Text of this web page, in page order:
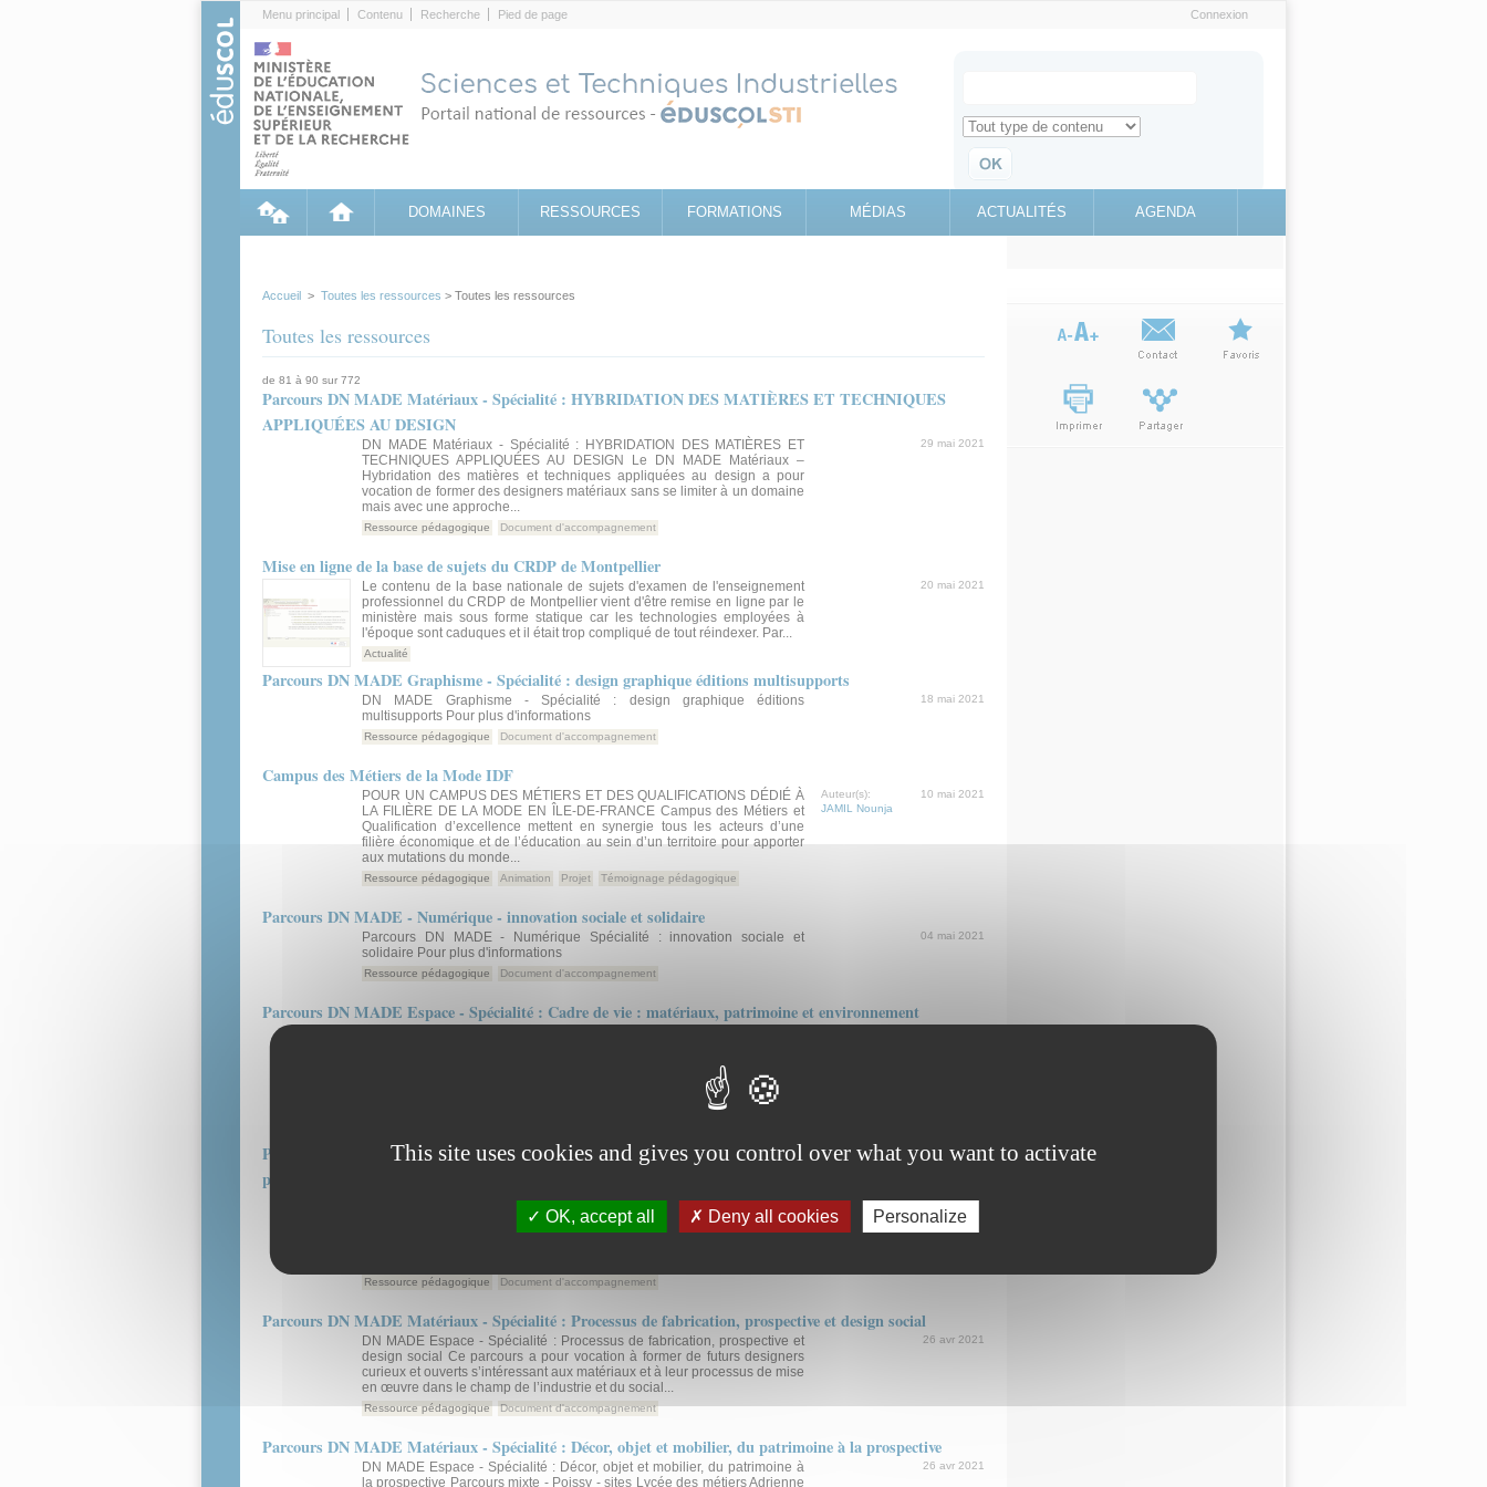
Menu principal Contenu Recherche Pied de page Connexion
Search for
Retrouvez toute l'information sur le site education.gouv.fr
DOMAINES RESSOURCES FORMATIONS MÉDIAS ACTUALITÉS AGENDA
Accueil > Toutes les ressources > Toutes les ressources
Toutes les ressources
de 81 à 90 sur 772
Parcours DN MADE Matériaux - Spécialité : HYBRIDATION DES MATIÈRES ET TECHNIQUES
APPLIQUÉES AU DESIGN
29 mai 2021
DN MADE Matériaux - Spécialité : HYBRIDATION DES MATIÈRES ET
TECHNIQUES APPLIQUÉES AU DESIGN Le DN MADE Matériaux –
Hybridation des matières et techniques appliquées au design a pour
vocation de former des designers matériaux sans se limiter à un domaine
mais avec une approche...
Ressource pédagogique Document d'accompagnement
Mise en ligne de la base de sujets du CRDP de Montpellier
20 mai 2021
Le contenu de la base nationale de sujets d'examen de l'enseignement
professionnel du CRDP de Montpellier vient d'être remise en ligne par le
ministère mais sous forme statique car les technologies employées à
l'époque sont caduques et il était trop compliqué de tout réindexer. Par...
Actualité
Parcours DN MADE Graphisme - Spécialité : design graphique éditions multisupports
18 mai 2021
DN MADE Graphisme - Spécialité : design graphique éditions
multisupports Pour plus d'informations
Ressource pédagogique Document d'accompagnement
Campus des Métiers de la Mode IDF
10 mai 2021
Auteur(s):
JAMIL Nounja
POUR UN CAMPUS DES MÉTIERS ET DES QUALIFICATIONS DÉDIÉ À
LA FILIÈRE DE LA MODE EN ÎLE-DE-FRANCE Campus des Métiers et
Qualification d’excellence mettent en synergie tous les acteurs d’une
filière économique et de l’éducation au sein d’un territoire pour apporter
aux mutations du monde...
Ressource pédagogique Animation Projet Témoignage pédagogique
Parcours DN MADE - Numérique - innovation sociale et solidaire
04 mai 2021
Parcours DN MADE - Numérique Spécialité : innovation sociale et
solidaire Pour plus d'informations
Ressource pédagogique Document d'accompagnement
Parcours DN MADE Espace - Spécialité : Cadre de vie : matériaux, patrimoine et environnement
des concepteurs d’espace, des architectes d’intérieur et des designers et
s’oriente aussi vers les espaces ouverts, les circulations et les
Parcours DN MADE Matériaux - Spécialité : textile et matériaux souples - Design de résilience,
prospective et développement durable
DN MADE Espace - Spécialité : textile et matériaux souples - Design de
résilience, prospective et développement durable Le DNMADE prend
appui sur le plateau technique de l’Ecole-Fabrique « La Petite
Ressource pédagogique Document d'accompagnement
Parcours DN MADE Matériaux - Spécialité : Processus de fabrication, prospective et design social
26 avr 2021
DN MADE Espace - Spécialité : Processus de fabrication, prospective et
design social Ce parcours a pour vocation à former de futurs designers
curieux et ouverts s’intéressant aux matériaux et à leur processus de mise
en œuvre dans le champ de l’industrie et du social...
Ressource pédagogique Document d'accompagnement
Parcours DN MADE Matériaux - Spécialité : Décor, objet et mobilier, du patrimoine à la prospective
26 avr 2021
DN MADE Espace - Spécialité : Décor, objet et mobilier, du patrimoine à
la prospective Parcours mixte - Poissy - sites Lycée des métiers Adrienne
This site uses cookies and gives you control over what you want to activate
OK, accept all Deny all cookies Personalize